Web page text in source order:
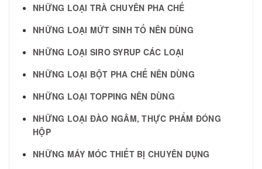
NHỮNG LOẠI TRÀ CHUYÊN PHA CHẾ
NHỮNG LOẠI MỨT SINH TỐ NÊN DÙNG
NHỮNG LOẠI SIRO SYRUP CÁC LOẠI
NHỮNG LOẠI BỘT PHA CHẾ NÊN DÙNG
NHỮNG LOẠI TOPPING NÊN DÙNG
NHỮNG LOẠI ĐÀO NGÂM, THỰC PHẨM ĐÓNG
HỘP
NHỮNG MÁY MÓC THIẾT BỊ CHUYÊN DỤNG